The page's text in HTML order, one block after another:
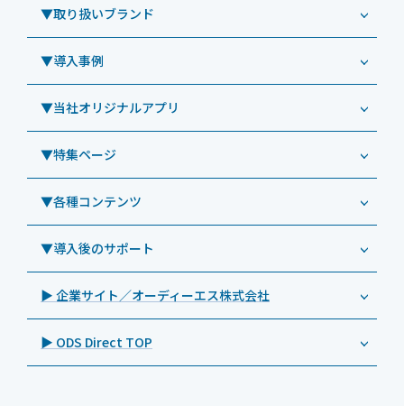
Windowsタブレット TW2A-NF9LTA
Windowsタブレット TW2A-N9LTA
Windowsタブレット TW2A-N9LT
Windowsタブレット TW2A-E9LT
Androidタブレット TA2C-NF8
Androidタブレット TA2C-NF8BL
Androidタブレット TA2C-CS8
Androidタブレット TA2C-CS8BL
Androidタブレット TA2C-DR94G
Androidタブレット TA2C-M8AC
Androidタブレット TA2C-M8
コールセンター
CRMシステム「カイゼンコール」
リペアサービス
教育機関向けiPad修理パック
社内ヘルプデスク代行サービス
教育機関向けiPad管理運用パック
教育機関向けICT支援ソリューション
教育機関向けネットワーク機器導入保守
キッティング
自治体向けDXソリューションサービス
法人向けiPad修理＆デバイス買取サービス
▼取り扱いブランド
ODS（オーディーエス）
LG（エルジー）
ViewSonic（ビューソニック）
PHILIPS（フィリップス）
DynaScan（ダイナスキャン）
SAMSUNG（サムスン）
Goodview（グッドビュー）
Cloudpoint（クラウドポイント）
BenQ（ベンキュー）
Magconn（マグコン）
▼導入事例
導入事例（業務用タブレット、デジタルサイネージほか）
事例：業務用タブレット端末
事例：業務用サイネージ・プロジェクター
事例：業務用オーディオ・その他AV機器
事例：サービス
▼当社オリジナルアプリ
業務効率化アプリ「NFCオプティマイザー」
サポート支援アプリ「ログ送信アプリ」
MDMアプリ「Tablet Control」
▼特集ページ
業務用タブレット
>特長1：USB Type-Aポート
>特長2：microHDMIポート
>特長3：AC常時給電タイプ
>飲食向けタブレット
>ホテル向けタブレット
▼各種コンテンツ
特集記事
製品カタログ
プレスリリース
製品写真
▼導入後のサポート
オーディーエスPCカスタマーセンター
▶ 企業サイト／オーディーエス株式会社
▶ ODS Direct TOP